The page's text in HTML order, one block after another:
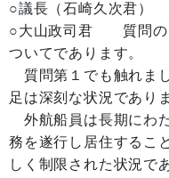
○議長（石崎久次君）
○大山政司君 質問の
ついてであります。
質問第１でも触れま
足は深刻な状況であり
外航船員は長期にわ
務を遂行し居住するこ
しく制限された状況で